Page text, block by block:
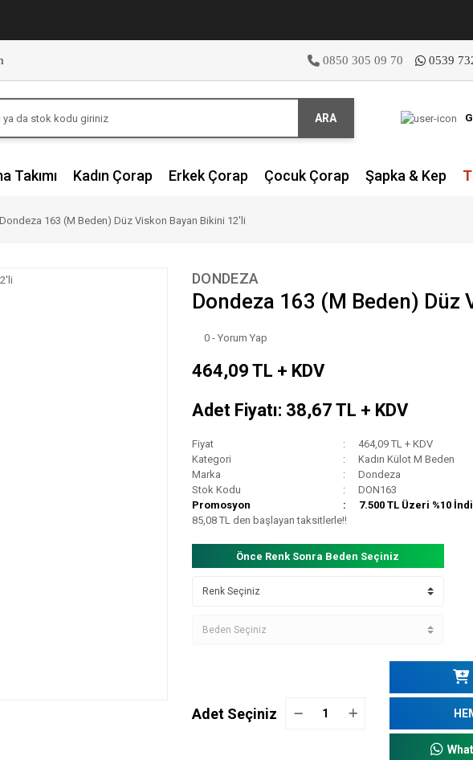
0850 305 09 70 0539
ARA
Takımı Kadın Çorap Erkek Çorap Çocuk Çorap Şapka & Kep
Dondeza 163 (M Beden) Düz Viskon Bayan Bikini 12'li
DONDEZA
Dondeza 163 (M Beden) Düz
0 - Yorum Yap
464,09 TL + KDV
Adet Fiyatı: 38,67 TL + KDV
Fiyat
464,09 TL + KDV
Kategori
Kadın Külot M Beden
Marka
Dondeza
Stok Kodu
DON163
Promosyon
7.500 TL Üzeri %10
85,08 TL den başlayan taksitlerle!!
Önce Renk Sonra Beden Seçiniz
Adet Seçiniz